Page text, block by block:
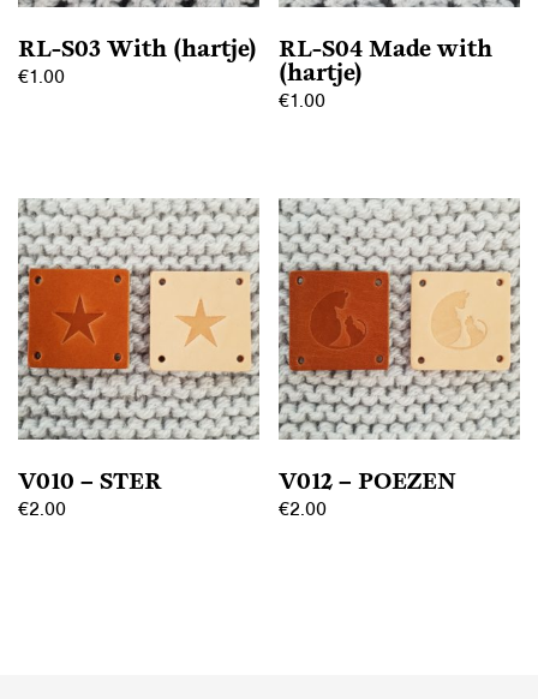
RL-S03 With (hartje)
€1.00
meerdere
variaties.
Deze
optie
kan
gekozen
worden
op
productpagina
RL-S04 Made with
(hartje)
€1.00
heeft
meerdere
variaties.
Deze
optie
kan
gekozen
worden
de
productpagina
V010 – STER
€2.00
V012 – POEZEN
€2.00